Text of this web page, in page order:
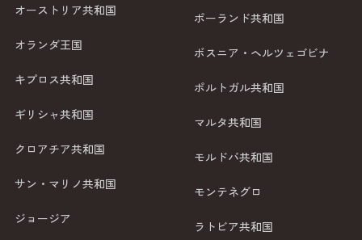
オーストリア共和国
オランダ王国
キプロス共和国
ギリシャ共和国
クロアチア共和国
サン・マリノ共和国
ジョージア
ポーランド共和国
ボスニア・ヘルツェゴビナ
ポルトガル共和国
マルタ共和国
モルドバ共和国
モンテネグロ
ラトビア共和国